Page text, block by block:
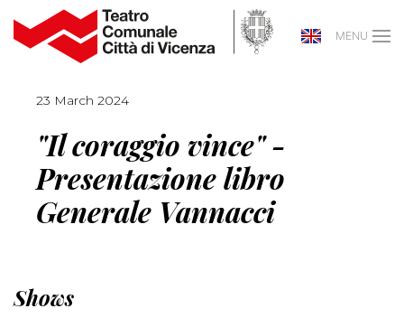
MENU
23 March 2024
"Il coraggio vince" -
Presentazione libro
Generale Vannacci
Shows